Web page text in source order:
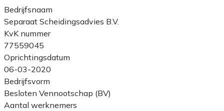
Bedrijfsnaam
Separaat Scheidingsadvies B.V.
KvK nummer
77559045
Oprichtingsdatum
06-03-2020
Bedrijfsvorm
Besloten Vennootschap (BV)
Aantal werknemers